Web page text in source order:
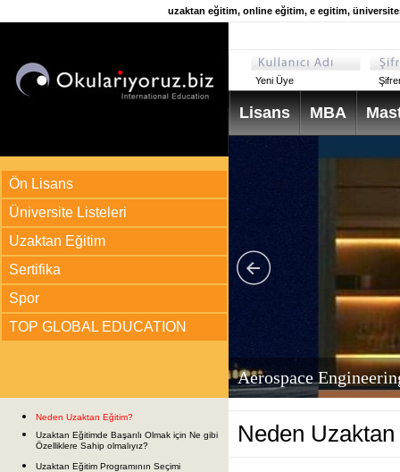
uzaktan eğitim, online eğitim, e egitim,
Ön Lisans
Üniversite Listeleri
Uzaktan Eğitim
Sertifika
Spor
TOP GLOBAL EDUCATION
Neden Uzaktan Eğitim?
Uzaktan Eğitimde Başarılı Olmak için Ne gibi
Özelliklere Sahip olmalıyız?
Uzaktan Eğitim Programının Seçimi
Yeni Üye
Lisans MBA
Aerospace
Neden